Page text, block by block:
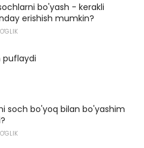
bo'yash - kerakli
erishish mumkin?
puflaydi
soch bo'yoq bilan bo'yashim